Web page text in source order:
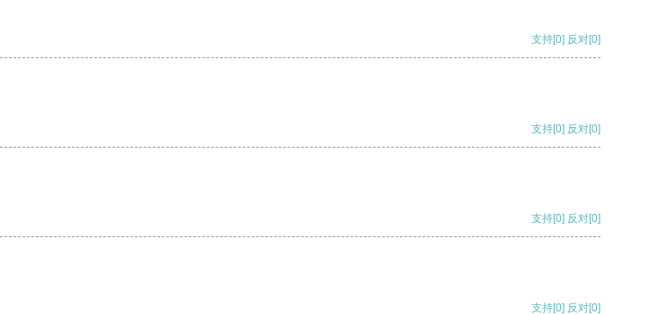
支持[0] 反对[0]
支持[0] 反对[0]
支持[0] 反对[0]
支持[0] 反对[0]